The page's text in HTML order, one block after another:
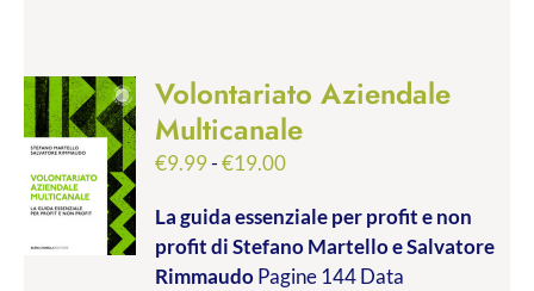
Volontariato Aziendale
Multicanale
€9.99-€19.00Fascia
prezzo:
da
€9.99
La guida essenziale per profit e non
profitdi Stefano Martello e Salvatore
RimmaudoPagine 144 Data